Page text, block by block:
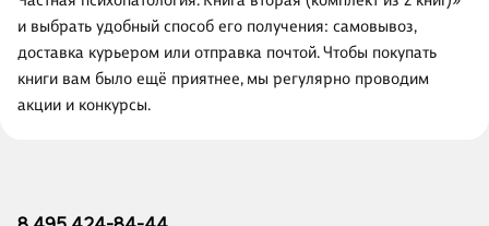
и выбрать удобный способ его получения: самовывоз,
доставка курьером или отправка почтой. Чтобы покупать
книги вам было ещё приятнее, мы регулярно проводим
акции и конкурсы.